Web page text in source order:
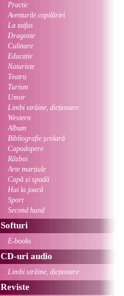
Practic
Aventurile copilăriei
La taifas
Dragoste
Culinare
Educație
Naturiste
Teatru
Turism
Umor
Limbi străine, dicționare
Western
Album
Bibliografie școlară
Capodopere
Război
Arte marțiale
Capă și spadă
Hai la joacă
Sport
Second hand
Softuri
E-books
CD-uri audio
Limbi străine, dicționare
Reviste